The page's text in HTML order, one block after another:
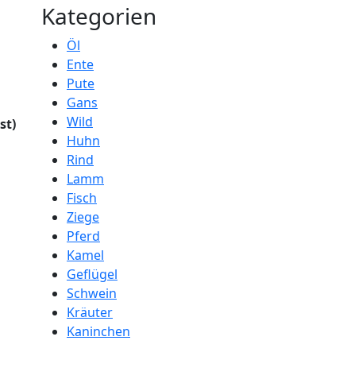
Kategorien
Öl
Ente
Pute
Gans
Wild
Huhn
Rind
Lamm
Fisch
Ziege
Pferd
Kamel
Geflügel
Schwein
Kräuter
Kaninchen